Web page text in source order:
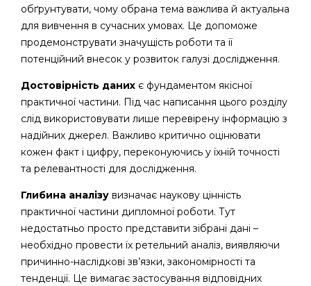
обґрунтувати, чому обрана тема важлива й актуальна
для вивчення в сучасних умовах. Це допоможе
продемонструвати значущість роботи та її
потенційний внесок у розвиток галузі дослідження.
Достовірність даних є фундаментом якісної
практичної частини. Під час написання цього розділу
слід використовувати лише перевірену інформацію з
надійних джерел. Важливо критично оцінювати
кожен факт і цифру, переконуючись у їхній точності
та релевантності для дослідження.
Глибина аналізу визначає наукову цінність
практичної частини дипломної роботи. Тут
недостатньо просто представити зібрані дані –
необхідно провести їх ретельний аналіз, виявляючи
причинно-наслідкові зв’язки, закономірності та
тенденції. Це вимагає застосування відповідних